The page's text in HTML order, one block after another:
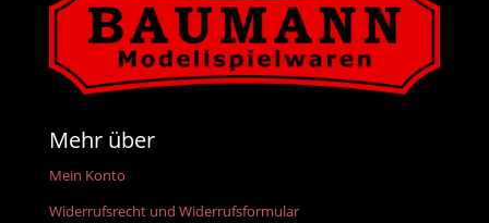
Mehr über
Mein Konto
Widerrufsrecht und Widerrufsformular